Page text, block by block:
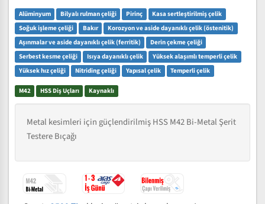
Alüminyum Bilyalı rulman çeliği Pirinç
Kasa sertleştirilmiş çelik
Soğuk işleme çeliği
Bakır
Korozyon ve aside dayanıklı çelik (östenitik)
Aşınmalar ve aside dayanıklı çelik (ferritik)
Derin çekme çeliği
Serbest kesme çeliği
Isıya dayanıklı çelik
Yüksek alaşımlı temperli çelik
Yüksek hız çeliği
Nitriding çeliği Yapısal çelik Temperli çelik
M42 HSS Diş Uçları Kaynaklı
Metal kesimleri için güçlendirilmiş HSS M42 Bi-Metal Şerit
Testere Bıçağı